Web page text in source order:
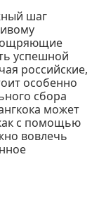
шаг
успешной
российские,
особенно
сбора
может
с помощью
вовлечь